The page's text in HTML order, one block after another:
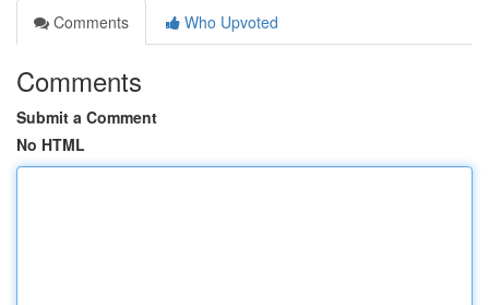
Comments
Who Upvoted
Comments
Submit a Comment
No HTML